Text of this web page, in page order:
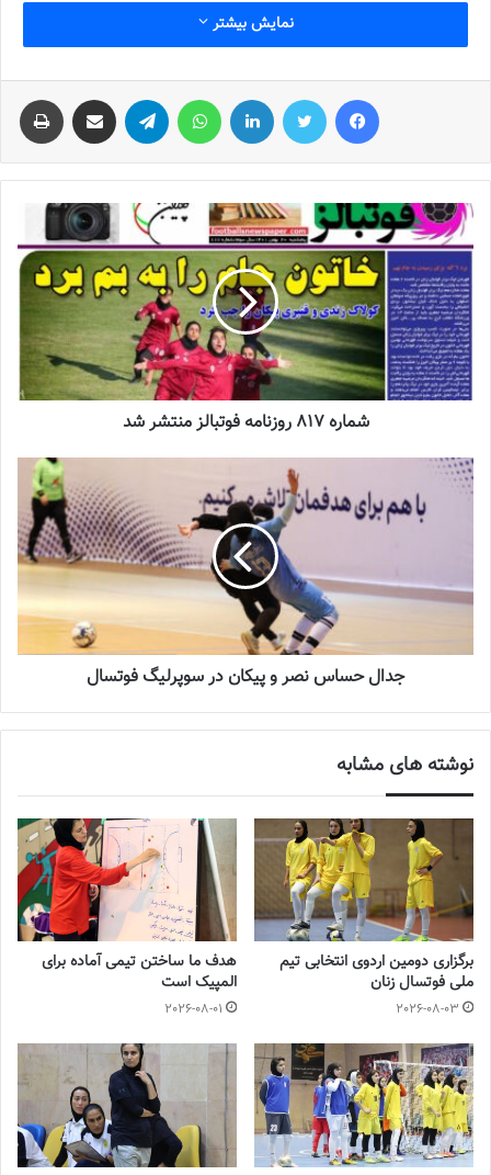
در پایان هفته ششم دور برگشت لیگ برتر فوتسال بانوان نوای آمل با 39
مسابقات قرار دارد.
نوشته های مشابه
جنجال جدید در سوپرلیگ فوتسال
2022-12-11
لیست تیم ملی فوتسال زنان اعلام شد
2025-04-28
سرنوشت عجیب ستاره ایرانی در تورکال
برگزاری اردوی انتخابی تیم ملی فوتسال
2023-08-01
تیم‌های سایپا، خانه من مشهد و مهرعظام نیز با 31، 29 و 27 امتیاز در
رده‌های سوم تا پنجم هستند.
گیرد.
عکس:پرنیان بلوچی
برچسب ها روزنامه فوتبالز فوتسال فوتسال بانوان فوتسال زنان
نمایش بیشتر
شماره 817 روزنامه فوتبالز منتشر شد
جدال حساس نصر و پیکان در سوپرلیگ فوتسال
نوشته های مشابه
برگزاری دومین اردوی انتخابی تیم
ملی فوتسال زنان
2026-08-03
هدف ما ساختن تیمی آماده برای
المپیک است
2026-08-01